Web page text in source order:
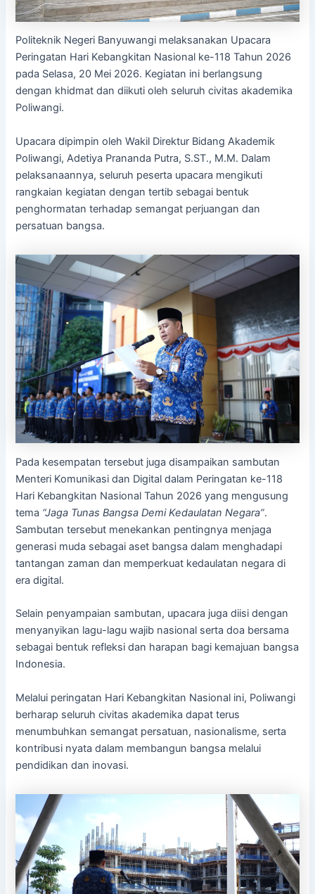
Politeknik Negeri Banyuwangi melaksanakan Upacara
Peringatan Hari Kebangkitan Nasional ke-118 Tahun 2026
pada Selasa, 20 Mei 2026. Kegiatan ini berlangsung
dengan khidmat dan diikuti oleh seluruh civitas akademika
Poliwangi.
Upacara dipimpin oleh Wakil Direktur Bidang Akademik
Poliwangi, Adetiya Prananda Putra, S.ST., M.M. Dalam
pelaksanaannya, seluruh peserta upacara mengikuti
rangkaian kegiatan dengan tertib sebagai bentuk
penghormatan terhadap semangat perjuangan dan
persatuan bangsa.
Pada kesempatan tersebut juga disampaikan sambutan
Menteri Komunikasi dan Digital dalam Peringatan ke-118
Hari Kebangkitan Nasional Tahun 2026 yang mengusung
tema “Jaga Tunas Bangsa Demi Kedaulatan Negara”.
Sambutan tersebut menekankan pentingnya menjaga
generasi muda sebagai aset bangsa dalam menghadapi
tantangan zaman dan memperkuat kedaulatan negara di
era digital.
Selain penyampaian sambutan, upacara juga diisi dengan
menyanyikan lagu-lagu wajib nasional serta doa bersama
sebagai bentuk refleksi dan harapan bagi kemajuan bangsa
Indonesia.
Melalui peringatan Hari Kebangkitan Nasional ini, Poliwangi
berharap seluruh civitas akademika dapat terus
menumbuhkan semangat persatuan, nasionalisme, serta
kontribusi nyata dalam membangun bangsa melalui
pendidikan dan inovasi.